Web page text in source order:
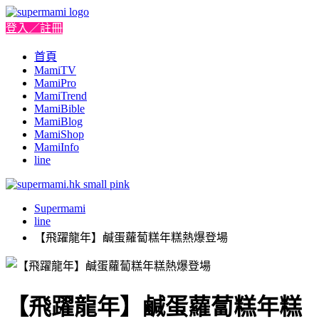
登入／註冊
首頁
MamiTV
MamiPro
MamiTrend
MamiBible
MamiBlog
MamiShop
MamiInfo
line
Supermami
line
【飛躍龍年】鹹蛋蘿蔔糕年糕熱爆登場
【飛躍龍年】鹹蛋蘿蔔糕年糕